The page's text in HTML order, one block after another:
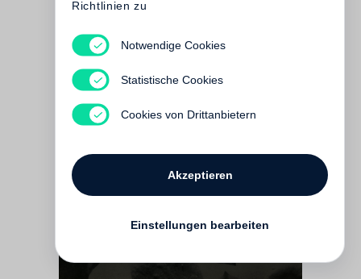
Entrada Drive - Special Edition
Vergriffen
Richtlinien zu
Notwendige Cookies
Statistische Cookies
Cookies von Drittanbietern
Akzeptieren
Einstellungen bearbeiten